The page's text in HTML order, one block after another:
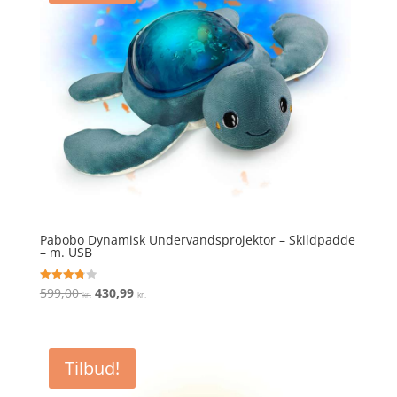
Pabobo Dynamisk Undervandsprojektor – Skildpadde
– m. USB
Vurderet
3.8
599,00kr. Den
var:
599,00 kr..
430,99 kr.
Tilbud!